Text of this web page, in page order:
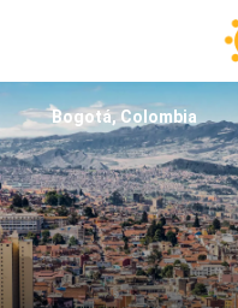
Bogotá, Colombia